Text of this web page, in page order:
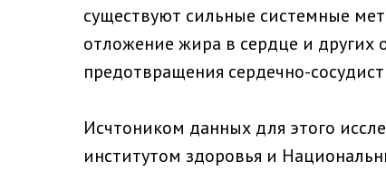
существуют сильные системные
отложение жира в сердце и других
предотвращения сердечно-
Исчтоником данных для этого
институтом здоровья и